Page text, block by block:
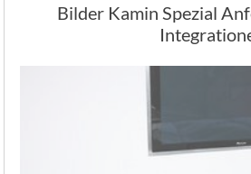
Bilder Kamin Spezial